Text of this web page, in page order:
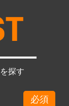
探す
必須